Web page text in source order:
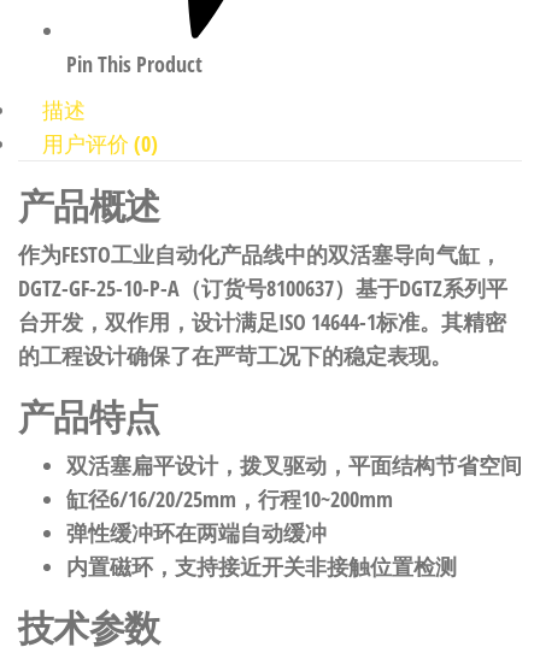
Pin This Product
描述
用户评价 (0)
产品概述
作为FESTO工业自动化产品线中的双活塞导向气缸，
DGTZ-GF-25-10-P-A（订货号8100637）基于DGTZ系列平
台开发，双作用，设计满足ISO 14644-1标准。其精密
的工程设计确保了在严苛工况下的稳定表现。
产品特点
双活塞扁平设计，拨叉驱动，平面结构节省空间
缸径6/16/20/25mm，行程10~200mm
弹性缓冲环在两端自动缓冲
内置磁环，支持接近开关非接触位置检测
技术参数